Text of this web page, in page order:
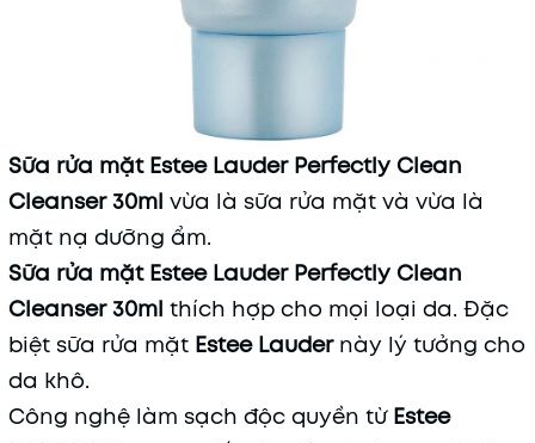
Sữa rửa mặt Estee Lauder Perfectly Clean
Cleanser 30ml vừa là sữa rửa mặt và vừa là
mặt nạ dưỡng ẩm.
Sữa rửa mặt Estee Lauder Perfectly Clean
Cleanser 30ml thích hợp cho mọi loại da. Đặc
biệt sữa rửa mặt Estee Laudernày lý tưởng cho
da khô.
Công nghệ làm sạch độc quyền từEstee